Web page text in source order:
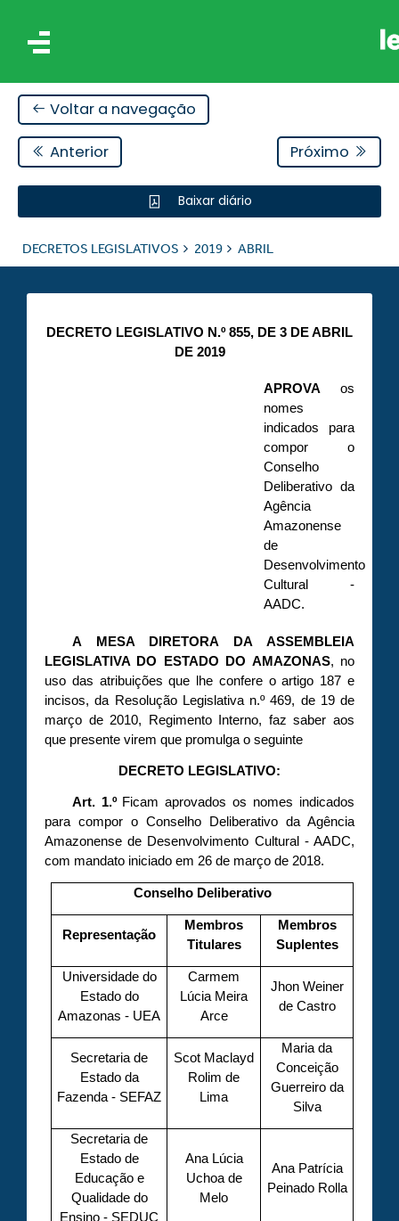
Voltar a navegação
Anterior Próximo
Baixar diário
DECRETOS LEGISLATIVOS 2019 ABRIL
DECRETO LEGISLATIVO N.º 855, DE 3 DE ABRIL
DE 2019
APROVAos
nomes
indicados para
compor o
Conselho
Deliberativo da
Agência
Amazonense
de
Desenvolvimento
Cultural -
AADC.
A MESA DIRETORA DA ASSEMBLEIA
LEGISLATIVA DO ESTADO DO AMAZONAS, no
uso das atribuições que lhe confere o artigo 187 e
incisos, da Resolução Legislativa n.º 469, de 19 de
março de 2010, Regimento Interno, faz saber aos
que presente virem que promulga o seguinte
DECRETO LEGISLATIVO:
Art. 1.º Ficam aprovados os nomes indicados
para compor o Conselho Deliberativo da Agência
Amazonense de Desenvolvimento Cultural - AADC,
com mandato iniciado em 26 de março de 2018.
Conselho Deliberativo
Representação
Membros
Titulares
Membros
Suplentes
Universidade do
Estado do
Amazonas - UEA
Carmem
Lúcia Meira
Arce
Jhon Weiner
de Castro
Secretaria de
Estado da
Fazenda - SEFAZ
Scot Maclayd
Rolim de
Lima
Maria da
Conceição
Guerreiro da
Silva
Secretaria de
Estado de
Educação e
Qualidade do
Ensino - SEDUC
Ana Lúcia
Uchoa de
Melo
Ana Patrícia
Peinado Rolla